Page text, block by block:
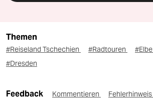
Themen
#Reiseland Tschechien #Radtouren #Elbe
#Dresden
Feedback Kommentieren Fehlerhinweis